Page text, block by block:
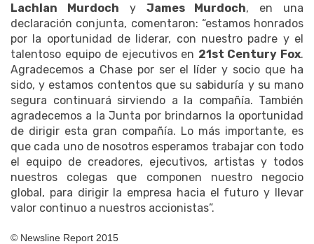
Lachlan Murdoch y James Murdoch, en una
declaración conjunta, comentaron: “estamos honrados
por la oportunidad de liderar, con nuestro padre y el
talentoso equipo de ejecutivos en 21st Century Fox.
Agradecemos a Chase por ser el líder y socio que ha
sido, y estamos contentos que su sabiduría y su mano
segura continuará sirviendo a la compañía. También
agradecemos a la Junta por brindarnos la oportunidad
de dirigir esta gran compañía. Lo más importante, es
que cada uno de nosotros esperamos trabajar con todo
el equipo de creadores, ejecutivos, artistas y todos
nuestros colegas que componen nuestro negocio
global, para dirigir la empresa hacia el futuro y llevar
valor continuo a nuestros accionistas”.
© Newsline Report 2015